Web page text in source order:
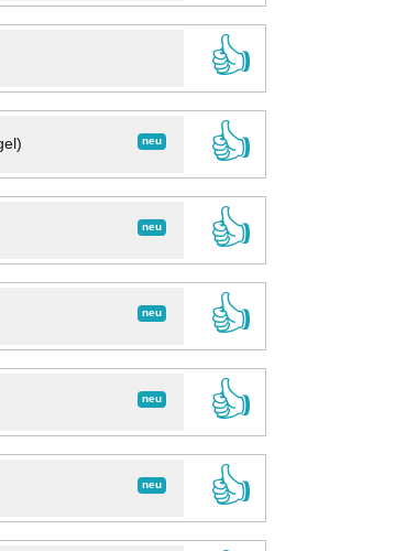
👍
neu
👍
neu
👍
neu
👍
neu
👍
neu
👍